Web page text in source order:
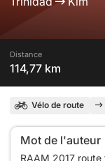
Distance
114,77 km
Vélo de route
Mot de l'auteur